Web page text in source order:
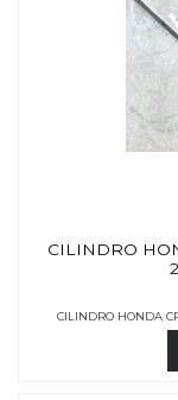
CILINDRO
CILINDRO HONDA